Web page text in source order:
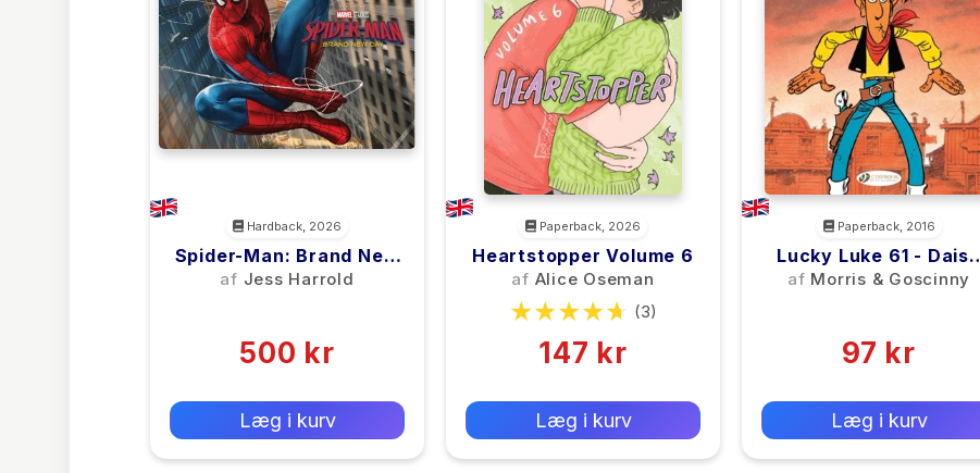
Hardback, 2026
Spider-Man: Brand New
Day - The Art Of The
af Jess Harrold
500 kr
Læg i kurv
Paperback, 2026
Heartstopper Volume 6
af Alice Oseman
(3)
147 kr
Læg i kurv
Paperback, 2016
Lucky Luke 61 - Daisy
Town
af Morris & Goscinny
97 kr
Læg i kurv